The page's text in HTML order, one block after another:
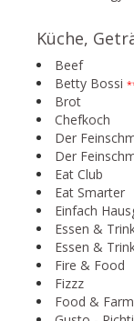
Küche,
Beef
Betty Bossi
Brot
Chefkoch
Der
Der
Eat Club
Eat Smarter
Einfach
Essen &
Essen &
Fire & Food
Fizzz
Food & Farm